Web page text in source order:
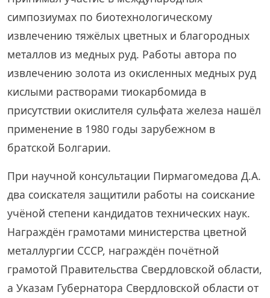
симпозиумах по биотехнологическому
извлечению тяжёлых цветных и благородных
металлов из медных руд. Работы автора по
извлечению золота из окисленных медных руд
кислыми растворами тиокарбомида в
присутствии окислителя сульфата железа нашёл
применение в 1980 годы зарубежном в
братской Болгарии.
При научной консультации Пирмагомедова Д.А.
два соискателя защитили работы на соискание
учёной степени кандидатов технических наук.
Награждён грамотами министерства цветной
металлургии СССР, награждён почётной
грамотой Правительства Свердловской области,
а Указам Губернатора Свердловской области от